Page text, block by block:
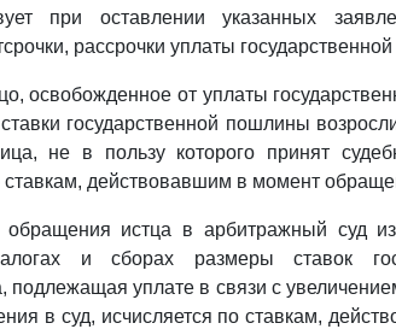
при оставлении указанных
рассрочки уплаты
освобожденное от уплаты
государственной пошлины
не в пользу которого принят
действовавшим в момент
истца в арбитражный суд
и сборах размеры ставок
подлежащая уплате в связи с
в суд, исчисляется по ставкам,